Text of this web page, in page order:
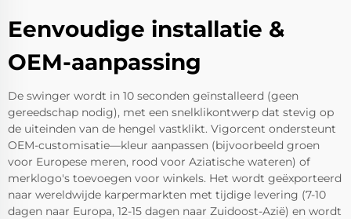
Eenvoudige installatie &
OEM-aanpassing
De swinger wordt in 10 seconden geïnstalleerd (geen
gereedschap nodig), met een snelklikontwerp dat stevig op
de uiteinden van de hengel vastklikt. Vigorcent ondersteunt
OEM-customisatie—kleur aanpassen (bijvoorbeeld groen
voor Europese meren, rood voor Aziatische wateren) of
merklogo's toevoegen voor winkels. Het wordt geëxporteerd
naar wereldwijde karpermarkten met tijdige levering (7-10
dagen naar Europa, 12-15 dagen naar Zuidoost-Azië) en wordt